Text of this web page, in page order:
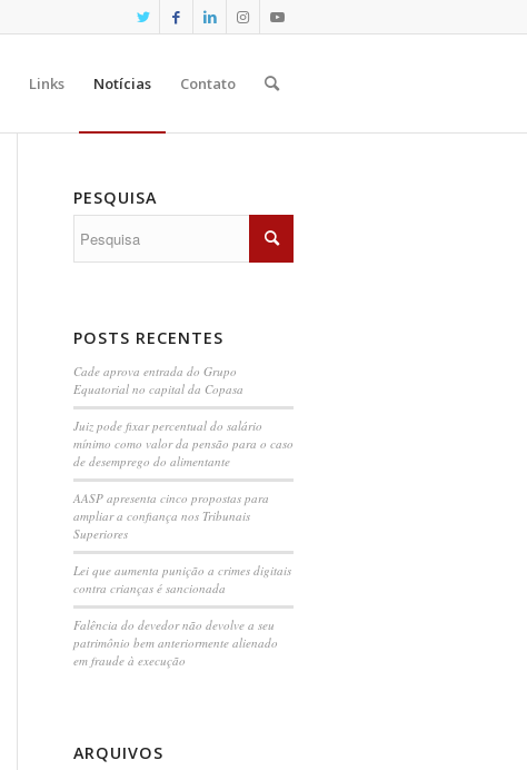
Links Notícias Contato
PESQUISA
POSTS RECENTES
Cade aprova entrada do Grupo
Equatorial no capital da Copasa
Juiz pode fixar percentual do salário
mínimo como valor da pensão para o caso
de desemprego do alimentante
AASP apresenta cinco propostas para
ampliar a confiança nos Tribunais
Superiores
Lei que aumenta punição a crimes digitais
contra crianças é sancionada
Falência do devedor não devolve a seu
patrimônio bem anteriormente alienado
em fraude à execução
ARQUIVOS